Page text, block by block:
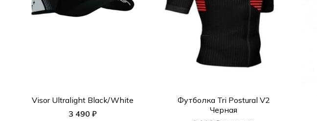
Visor Ultralight Black/White
3 490 ₽
Футболка Tri Postural V2
Черная